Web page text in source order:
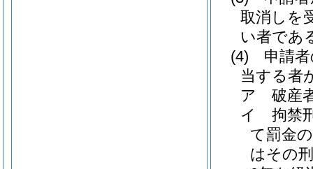
取消しを
い者であ
(4)
申請
当する者
ア
破産
イ
拘禁
て罰金
はその